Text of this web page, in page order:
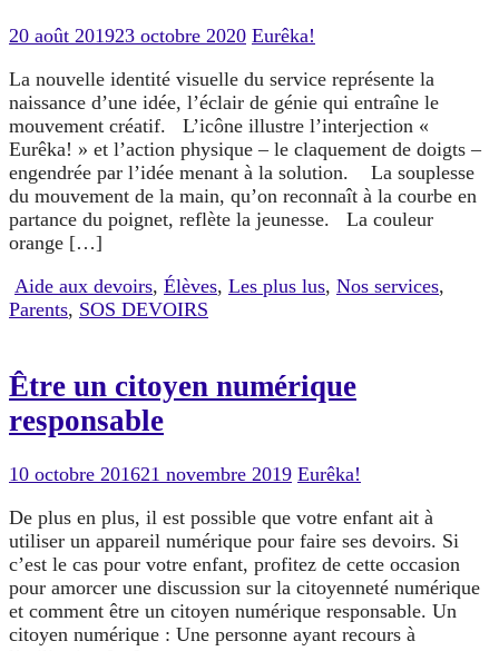
20 août 201923 octobre 2020 Eurêka!
La nouvelle identité visuelle du service représente la
naissance d’une idée, l’éclair de génie qui entraîne le
mouvement créatif. L’icône illustre l’interjection «
Eurêka! » et l’action physique – le claquement de doigts –
engendrée par l’idée menant à la solution. La souplesse
du mouvement de la main, qu’on reconnaît à la courbe en
partance du poignet, reflète la jeunesse. La couleur
orange […]
Aide aux devoirs, Élèves, Les plus lus, Nos services,
Parents, SOS DEVOIRS
Être un citoyen numérique
responsable
10 octobre 201621 novembre 2019 Eurêka!
De plus en plus, il est possible que votre enfant ait à
utiliser un appareil numérique pour faire ses devoirs. Si
c’est le cas pour votre enfant, profitez de cette occasion
pour amorcer une discussion sur la citoyenneté numérique
et comment être un citoyen numérique responsable. Un
citoyen numérique : Une personne ayant recours à